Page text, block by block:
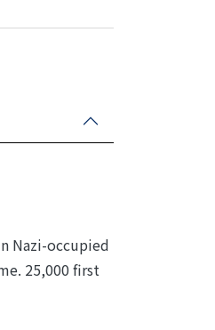
Nazi-occupied
25,000 first